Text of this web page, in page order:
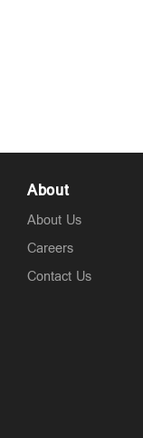
About
About Us
Careers
Contact Us